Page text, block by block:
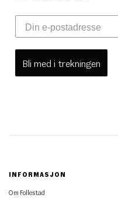
Bli med i trekningen
INFORMASJON
Om Follestad